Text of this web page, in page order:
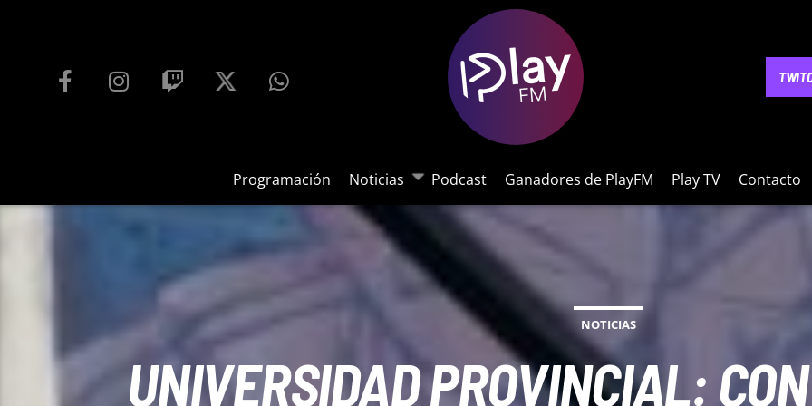
Programación Noticias Podcast Ganadores de PlayFM Play TV Contacto
NOTICIAS
NOTICIAS
UNIVERSIDAD PROVINCIAL: